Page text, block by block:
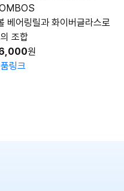
베어링릴과 화이버글라스로
조합
원
링크